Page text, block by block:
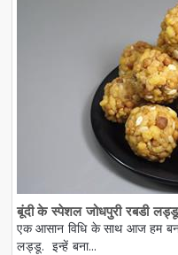
बूंदी के स्पेशल जोधपुरी रबडी
एक आसान विधि के साथ आज हम
लड्डू. इन्हें बना...